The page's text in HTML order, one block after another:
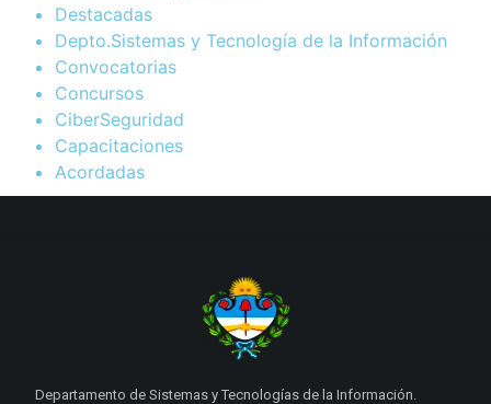
Destacadas
Depto.Sistemas y Tecnología de la Información
Convocatorias
Concursos
CiberSeguridad
Capacitaciones
Acordadas
Departamento de Sistemas y Tecnologías de la Información.